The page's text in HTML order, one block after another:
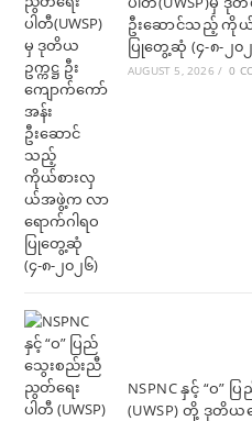
ဦးဆောင်သည့် ကို
ပြုတွေ့ဆုံ (၄-၈-၂၀
AUGUST 5, 2026 / 0
NSPNC နှင့် “ဝ
(UWSP) တို့ ဒုတိယ